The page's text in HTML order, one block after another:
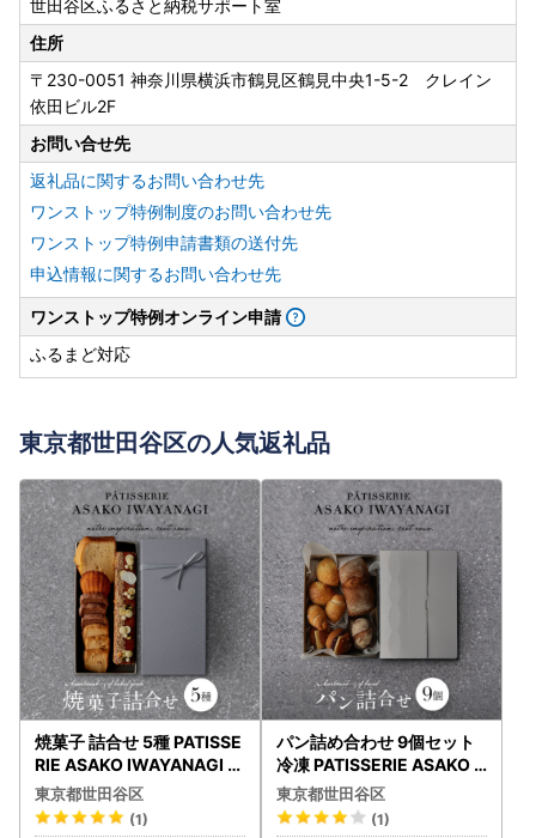
世田谷区ふるさと納税サポート室
住所
〒230-0051 神奈川県横浜市鶴見区鶴見中央1-5-2 クレイン
依田ビル2F
お問い合せ先
返礼品に関するお問い合わせ先
ワンストップ特例制度のお問い合わせ先
ワンストップ特例申請書類の送付先
申込情報に関するお問い合わせ先
ワンストップ特例オンライン申請
ふるまど対応
東京都世田谷区の人気返礼品
焼菓子 詰合せ 5種 PATISSE
RIE ASAKO IWAYANAGI ス
イーツ 洋菓子 クッキー お
菓子_0002-001-se4
東京都世田谷区
(1)
パン詰め合わせ 9個セット
冷凍 PATISSERIE ASAKO I
WAYANAGI パンセット_00
02-006-se5
東京都世田谷区
(1)